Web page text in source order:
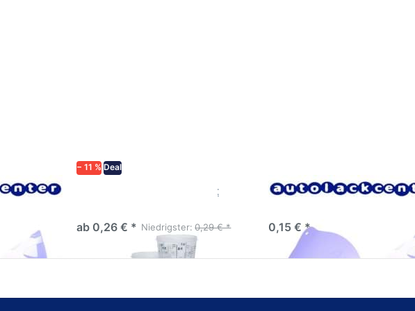
− 11 % Deal
Lackmischbecher PVC mit
ab 0,26 € * Niedrigster: 0,29 € *
Lacksieb 125µm Einweg
0,15 € *